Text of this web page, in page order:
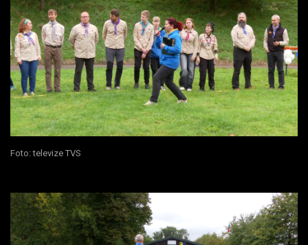
Foto: televize TVS